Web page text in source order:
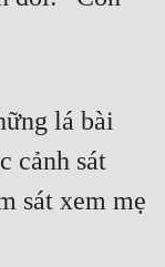
lá bài
cảnh sát
sát xem mẹ